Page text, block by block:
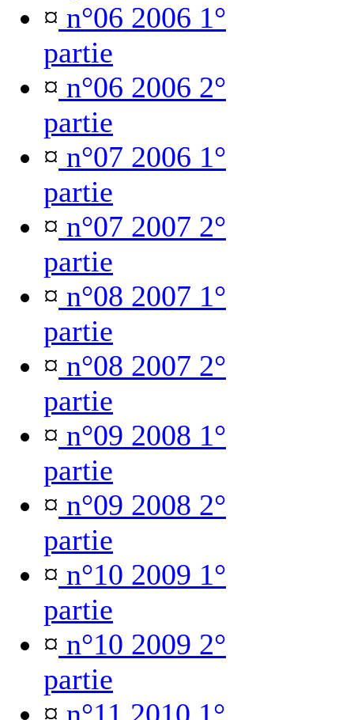
¤ n°06 2006 1°
partie
¤ n°06 2006 2°
partie
¤ n°07 2006 1°
partie
¤ n°07 2007 2°
partie
¤ n°08 2007 1°
partie
¤ n°08 2007 2°
partie
¤ n°09 2008 1°
partie
¤ n°09 2008 2°
partie
¤ n°10 2009 1°
partie
¤ n°10 2009 2°
partie